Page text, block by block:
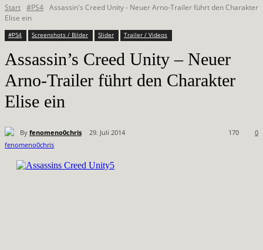
Start #PS4 Assassin's Creed Unity - Neuer Arno-Trailer führt den Charakter
Elise ein
#PS4 Screenshots / Bilder Slider Trailer / Videos
Assassin’s Creed Unity – Neuer
Arno-Trailer führt den Charakter
Elise ein
By fenomeno0chris 29. Juli 2014 0
170